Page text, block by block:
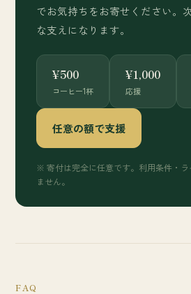
でお気持ちをお寄せください。
な支えになります。
¥500
コーヒー1杯
¥1,000
応援
任意の額で支援
※ 寄付は完全に任意です。利用条件・
ません。
FAQ